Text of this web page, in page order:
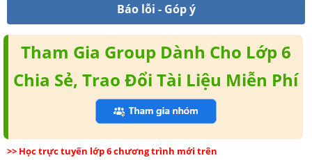
Báo lỗi - Góp ý
Tham Gia Group Dành Cho Lớp 6
Chia Sẻ, Trao Đổi Tài Liệu Miễn Phí
>> Học trực tuyến lớp 6 chương trình mới trên